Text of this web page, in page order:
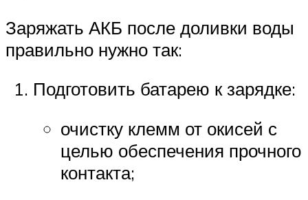
Заряжать АКБ после доливки воды
правильно нужно так:
Подготовить батарею к зарядке:
очистку клемм от окисей с
целью обеспечения прочного
контакта;